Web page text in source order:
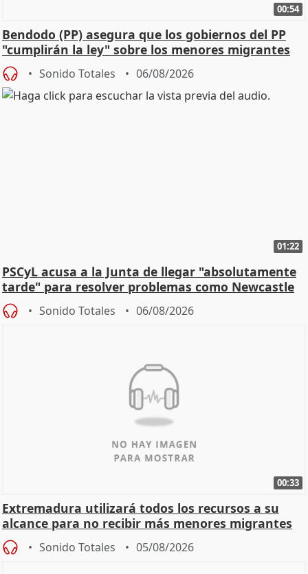
00:54
Bendodo (PP) asegura que los gobiernos del PP
"cumplirán la ley" sobre los menores migrantes
Sonido Totales 06/08/2026
01:22
PSCyL acusa a la Junta de llegar "absolutamente
tarde" para resolver problemas como Newcastle
Sonido Totales 06/08/2026
00:33
Extremadura utilizará todos los recursos a su
alcance para no recibir más menores migrantes
Sonido Totales 05/08/2026